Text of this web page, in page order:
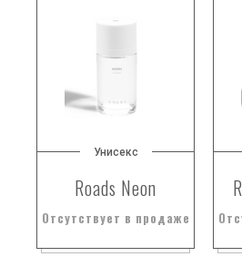
Унисекс
Roads Neon
Отсутствует в продаже